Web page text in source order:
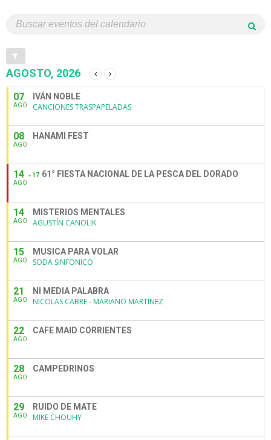
AGOSTO, 2026
07
AGO
IVÁN NOBLE
CANCIONES TRASPAPELADAS
08
AGO
HANAMI FEST
14
AGO
17 61° FIESTA NACIONAL DE LA PESCA DEL DORADO
14
AGO
MISTERIOS MENTALES
AGUSTÍN CANOLIK
15
AGO
MUSICA PARA VOLAR
SODA SINFONICO
21
AGO
NI MEDIA PALABRA
NICOLAS CABRE - MARIANO MARTINEZ
22
AGO
CAFE MAID CORRIENTES
28
AGO
CAMPEDRINOS
29
AGO
RUIDO DE MATE
MIKE CHOUHY